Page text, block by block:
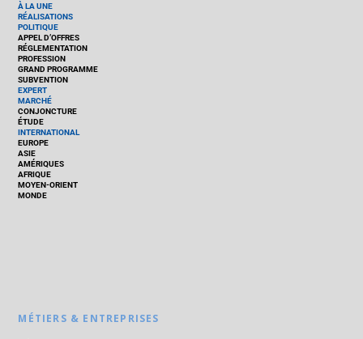
À LA UNE
RÉALISATIONS
POLITIQUE
APPEL D’OFFRES
RÉGLEMENTATION
PROFESSION
GRAND PROGRAMME
SUBVENTION
EXPERT
MARCHÉ
CONJONCTURE
ÉTUDE
INTERNATIONAL
EUROPE
ASIE
AMÉRIQUES
AFRIQUE
MOYEN-ORIENT
MONDE
MÉTIERS & ENTREPRISES